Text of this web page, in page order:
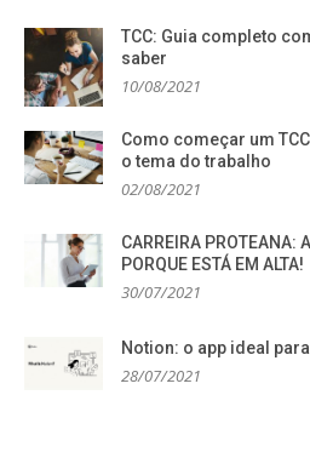
TCC: Guia completo
saber
10/08/2021
Como começar um
o tema do trabalho
02/08/2021
CARREIRA PROTEANA:
PORQUE ESTÁ EM ALTA!
30/07/2021
Notion: o app ideal
28/07/2021